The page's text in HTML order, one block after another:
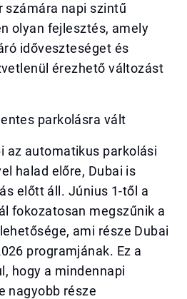
számára napi szintű
olyan fejlesztés, amely
időveszteséget és
érezhető változást
parkolásra vált
az automatikus parkolási
halad előre, Dubai is
előtt áll. Június 1-től a
fokozatosan megszűnik a
ami része Dubai
programjának. Ez a
hogy a mindennapi
nagyobb része